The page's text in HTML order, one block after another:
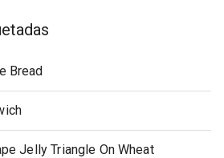
Bread
Jelly Triangle On Wheat